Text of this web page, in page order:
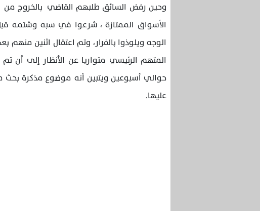
وحين رفض السائق طلبهم القاضي بالخروج من
الأسواق الممتازة ، شرعوا في سبه وشتمه
الوجه ويلوذوا بالفرار، وتم اعتقال اثنين
المتهم الرئيسي متواريا عن الأنظار إلى أن
حوالي أسبوعين ويتبين أنه موضوع مذكرة بحث
عليها.